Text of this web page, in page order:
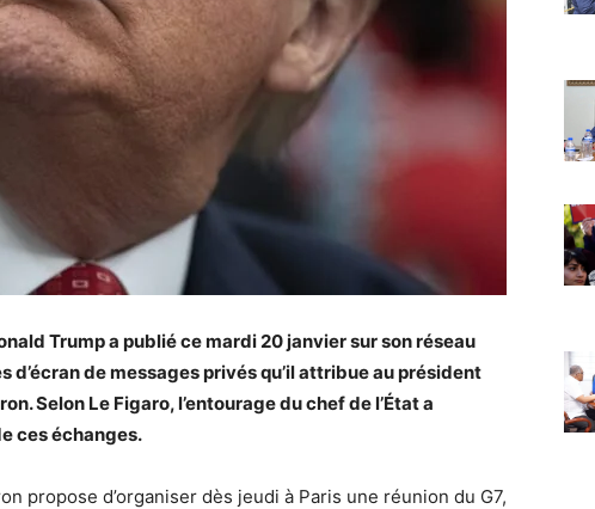
Trump a publié ce mardi 20 janvier sur son réseau
d’écran de messages privés qu’il attribue au président
Selon Le Figaro, l’entourage du chef de l’État a
ces échanges.
propose d’organiser dès jeudi à Paris une réunion du G7,